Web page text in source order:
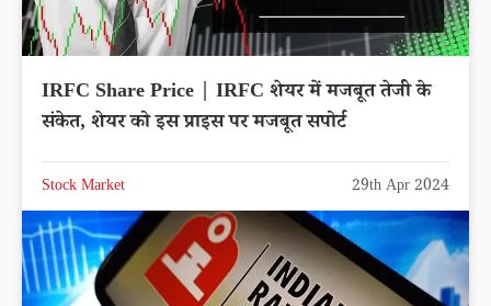
IRFC Share Price | IRFC शेयर में मजबूत तेजी के
संकेत, शेयर को इस प्राइस पर मजबूत सपोर्ट
Stock Market 29th Apr 2024